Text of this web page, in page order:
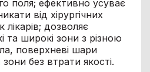
поля; ефективно усуває
від хірургічних
лікарів; дозволяє
та широкі зони з різною
поверхневі шари
без втрати якості.